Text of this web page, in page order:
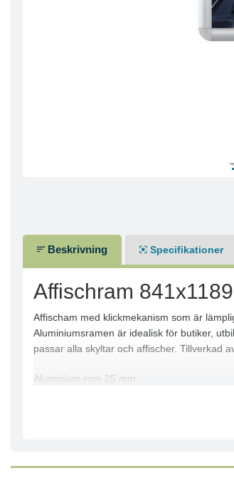
Beskrivning Specifikationer
Affischram
Affischam med klickmekanism som är
Aluminiumsramen är idealisk för butiker,
passar alla skyltar och affischer. Tillverkad
Aluminium-ram 25 mm